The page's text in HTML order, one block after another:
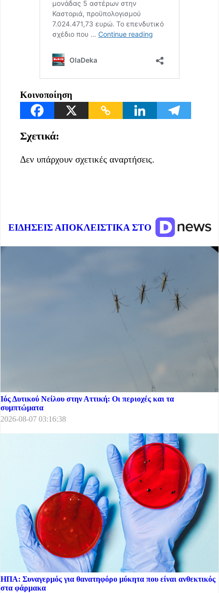
Κοινοποίηση
Σχετικά:
Δεν υπάρχουν σχετικές αναρτήσεις.
ΕΙΔΗΣΕΙΣ ΑΠΟΚΛΕΙΣΤΙΚΑ ΣΤΟ
Ιός Δυτικού Νείλου στην Αττική: Οι περιοχές και τα
συμπτώματα
2026-08-07 03:16:38
ΗΠΑ: Συναγερμός για θανατηφόρο μύκητα που είναι ανθεκτικός
στα φάρμακα